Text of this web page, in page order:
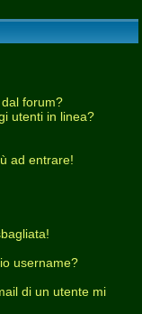
forum?
utenti in linea?
ad entrare!
username?
di un utente mi